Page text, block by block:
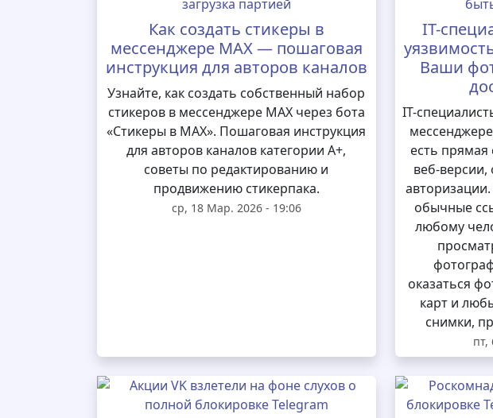
Как создать стикеры в
мессенджере MAX — пошаговая
инструкция для авторов каналов
Узнайте, как создать собственный набор
стикеров в мессенджере MAX через бота
«Стикеры в MAX». Пошаговая инструкция
для авторов каналов категории А+,
советы по редактированию и
продвижению стикерпака.
ср, 18 Мар. 2026 - 19:06
IT-
Ваши
IT-
есть прямая
веб-версии,
обычные
любому
оказаться
карт и
снимки,
пт,